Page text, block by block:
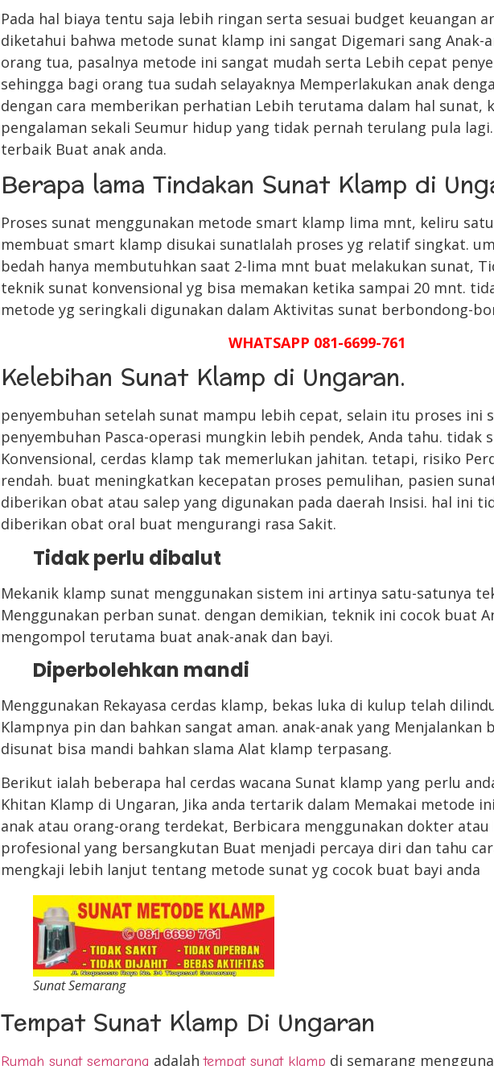
Pada hal biaya tentu saja lebih ringan serta sesuai budget keuangan
diketahui bahwa metode sunat klamp ini sangat Digemari sang Anak-
orang tua, pasalnya metode ini sangat mudah serta Lebih cepat
sehingga bagi orang tua sudah selayaknya Memperlakukan anak
dengan cara memberikan perhatian Lebih terutama dalam hal sunat,
pengalaman sekali Seumur hidup yang tidak pernah terulang pula
terbaik Buat anak anda.
Berapa lama Tindakan Sunat Klamp di
Proses sunat menggunakan metode smart klamp lima mnt, keliru
membuat smart klamp disukai sunatIalah proses yg relatif singkat.
bedah hanya membutuhkan saat 2-lima mnt buat melakukan sunat,
teknik sunat konvensional yg bisa memakan ketika sampai 20 mnt.
metode yg seringkali digunakan dalam Aktivitas sunat berbondong-
WHATSAPP 081-6699-761
Kelebihan Sunat Klamp di Ungaran.
penyembuhan setelah sunat mampu lebih cepat, selain itu proses ini
penyembuhan Pasca-operasi mungkin lebih pendek, Anda tahu. tidak
Konvensional, cerdas klamp tak memerlukan jahitan. tetapi, risiko
rendah. buat meningkatkan kecepatan proses pemulihan, pasien
diberikan obat atau salep yang digunakan pada daerah Insisi. hal ini
diberikan obat oral buat mengurangi rasa Sakit.
Tidak perlu dibalut
Mekanik klamp sunat menggunakan sistem ini artinya satu-satunya
Menggunakan perban sunat. dengan demikian, teknik ini cocok buat
mengompol terutama buat anak-anak dan bayi.
Diperbolehkan mandi
Menggunakan Rekayasa cerdas klamp, bekas luka di kulup telah
Klampnya pin dan bahkan sangat aman. anak-anak yang Menjalankan
disunat bisa mandi bahkan slama Alat klamp terpasang.
Berikut ialah beberapa hal cerdas wacana Sunat klamp yang perlu
Khitan Klamp di Ungaran, Jika anda tertarik dalam Memakai metode
anak atau orang-orang terdekat, Berbicara menggunakan dokter atau
profesional yang bersangkutan Buat menjadi percaya diri dan tahu
mengkaji lebih lanjut tentang metode sunat yg cocok buat bayi anda
Sunat Semarang
Tempat Sunat Klamp Di Ungaran
Rumah sunat semarang adalahtempat sunat klamp di semarang